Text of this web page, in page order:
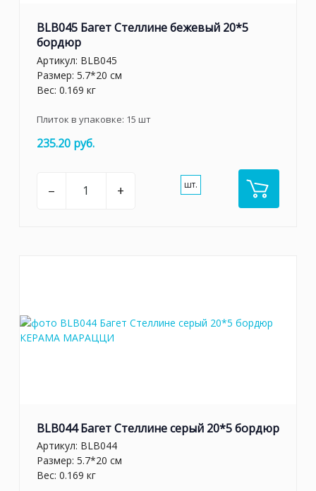
BLB045 Багет Стеллине бежевый 20*5
бордюр
Артикул: BLB045
Размер: 5.7*20 см
Вес: 0.169 кг
Плиток в упаковке: 15 шт
235.20 руб.
– + шт.
BLB044 Багет Стеллине серый 20*5 бордюр
Артикул: BLB044
Размер: 5.7*20 см
Вес: 0.169 кг